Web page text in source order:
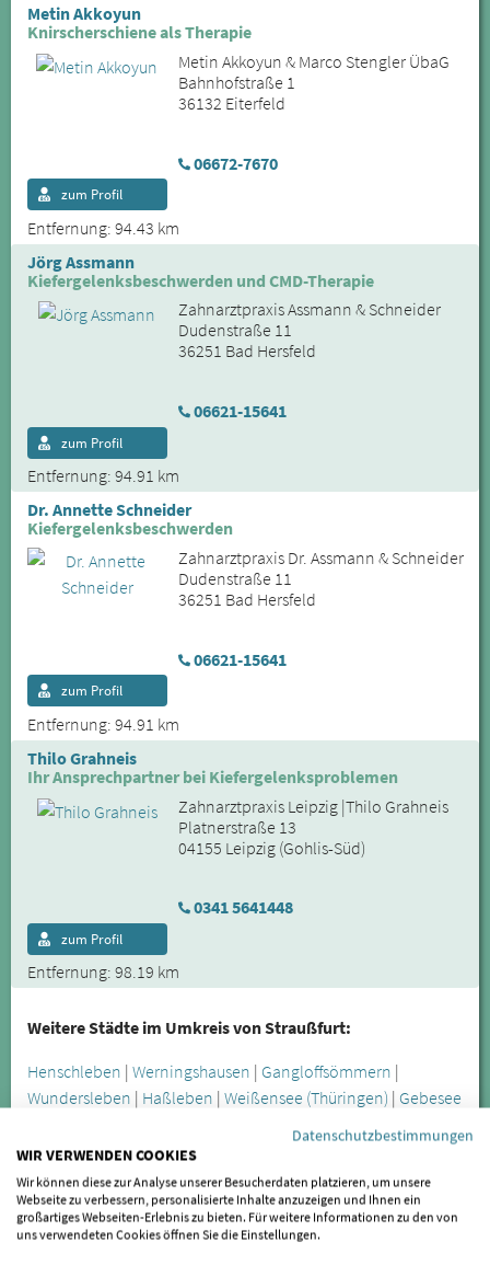
Metin Akkoyun
Knirscherschiene als Therapie
Metin Akkoyun & Marco Stengler ÜbaG
Bahnhofstraße 1
36132 Eiterfeld
06672-7670
Entfernung: 94.43 km
zum Profil
Jörg Assmann
Kiefergelenksbeschwerden und CMD-Therapie
Zahnarztpraxis Assmann & Schneider
Dudenstraße 11
36251 Bad Hersfeld
06621-15641
Entfernung: 94.91 km
zum Profil
Dr. Annette Schneider
Kiefergelenksbeschwerden
Zahnarztpraxis Dr. Assmann & Schneider
Dudenstraße 11
36251 Bad Hersfeld
06621-15641
Entfernung: 94.91 km
zum Profil
Thilo Grahneis
Ihr Ansprechpartner bei Kiefergelenksproblemen
Zahnarztpraxis Leipzig |Thilo Grahneis
Platnerstraße 13
04155 Leipzig (Gohlis-Süd)
0341 5641448
Entfernung: 98.19 km
zum Profil
Weitere Städte im Umkreis von Straußfurt:
Henschleben | Werningshausen | Gangloffsömmern |
Wundersleben | Haßleben | Weißensee (Thüringen) | Gebesee
Clingen
Kutzleben
|Günstedt|Riethnordhausen
Sömmerda|Andisleben|Bad Tennstedt|Topfstedt|Nöda
Frömmstedt|Herbsleben|Großrudestedt|Haussömmern
Walschleben|Wasserthaleben|Griefstedt|Riethgen
Datenschutzbestimmungen
WIR VERWENDEN COOKIES
Wir können diese zur Analyse unserer Besucherdaten platzieren, um unsere
Webseite zu verbessern, personalisierte Inhalte anzuzeigen und Ihnen ein
großartiges Webseiten-Erlebnis zu bieten. Für weitere Informationen zu den von
uns verwendeten Cookies öffnen Sie die Einstellungen.